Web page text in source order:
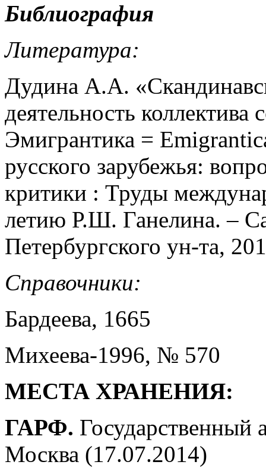
Библиография
Литература:
Дудина А.А.
деятельность коллектива
Эмигрантика =
русского зарубежья:
критики : Труды
летию Р.Ш. Ганелина. –
Петербургского ун-та,
Справочники:
Бардеева, 1665
Михеева-1996, № 570
МЕСТА ХРАНЕНИЯ:
ГАРФ. Государственный
Москва (17.07.2014)